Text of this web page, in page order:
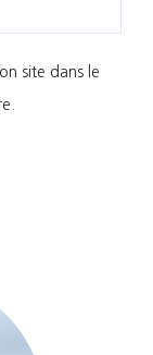
site dans le